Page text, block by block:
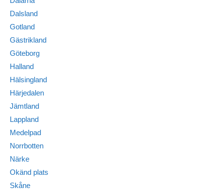
Dalsland
Gotland
Gästrikland
Göteborg
Halland
Hälsingland
Härjedalen
Jämtland
Lappland
Medelpad
Norrbotten
Närke
Okänd plats
Skåne